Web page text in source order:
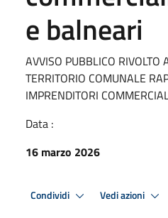
e balneari
AVVISO PUBBLICO RIVOLTO
TERRITORIO COMUNALE
IMPRENDITORI
Data :
16 marzo 2026
Condividi Vedi azioni